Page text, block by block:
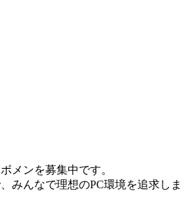
メンを募集中です。
みんなで理想のPC環境を追求しま